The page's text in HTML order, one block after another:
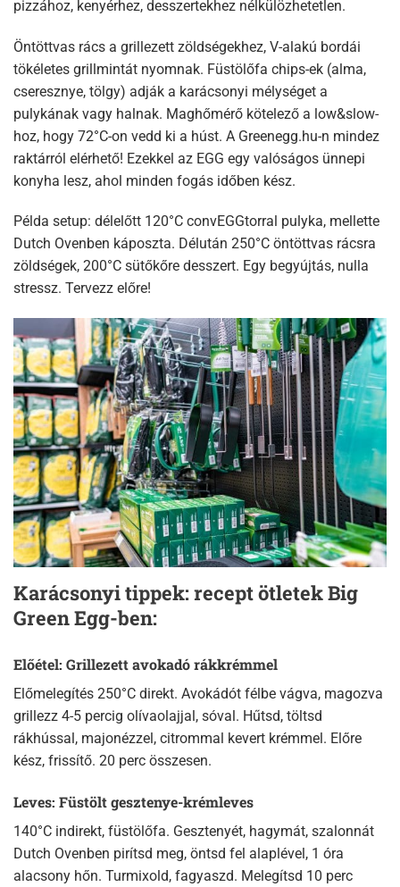
pizzához, kenyérhez, desszertekhez nélkülözhetetlen.
Öntöttvas rács a grillezett zöldségekhez, V-alakú bordái
tökéletes grillmintát nyomnak. Füstölőfa chips-ek (alma,
cseresznye, tölgy) adják a karácsonyi mélységet a
pulykának vagy halnak. Maghőmérő kötelező a low&slow-
hoz, hogy 72°C-on vedd ki a húst. A Greenegg.hu-n mindez
raktárról elérhető! Ezekkel az EGG egy valóságos ünnepi
konyha lesz, ahol minden fogás időben kész.​
Példa setup: délelőtt 120°C convEGGtorral pulyka, mellette
Dutch Ovenben káposzta. Délután 250°C öntöttvas rácsra
zöldségek, 200°C sütőkőre desszert. Egy begyújtás, nulla
stressz.​ Tervezz előre!
Karácsonyi tippek: recept ötletek Big
Green Egg-ben:
Előétel: Grillezett avokadó rákkrémmel
Előmelegítés 250°C direkt. Avokádót félbe vágva, magozva
grillezz 4-5 percig olívaolajjal, sóval. Hűtsd, töltsd
rákhússal, majonézzel, citrommal kevert krémmel. Előre
kész, frissítő. 20 perc összesen.​
Leves: Füstölt gesztenye-krémleves
140°C indirekt, füstölőfa. Gesztenyét, hagymát, szalonnát
Dutch Ovenben pirítsd meg, öntsd fel alaplével, 1 óra
alacsony hőn. Turmixold, fagyaszd. Melegítsd 10 perc